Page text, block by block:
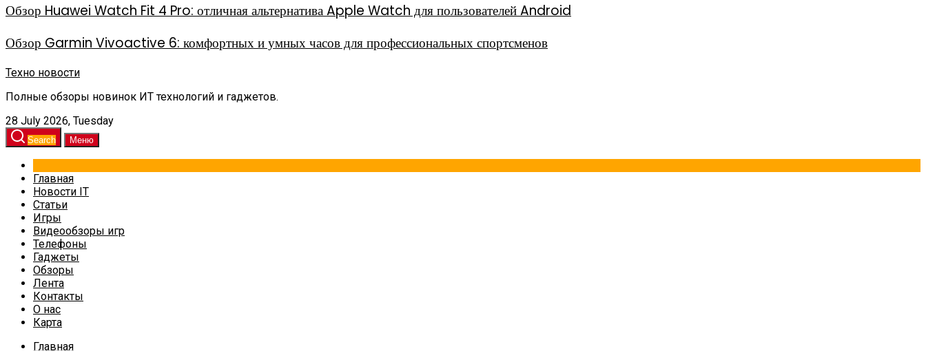
Обзор Huawei Watch Fit 4 Pro: отличная альтернатива Apple Watch для пользователей Android
Обзор Garmin Vivoactive 6: комфортных и умных часов для профессиональных спортсменов
Техно новости
Полные обзоры новинок ИТ технологий и гаджетов.
28 July 2026, Tuesday
Search Меню
Главная
Новости IT
Статьи
Игры
Видеообзоры игр
Телефоны
Гаджеты
Обзоры
Лента
Контакты
О нас
Карта
Главная